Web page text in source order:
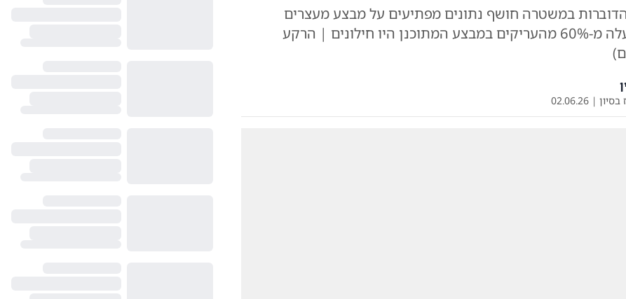
במשטרה חושף נתונים מפתיעים על מבצע מעצרים
שנדחה • למעלה מ-60% מהעריקים במבצע המתוכנן היו חילונים | הרקע
בסיון |
02.06.26